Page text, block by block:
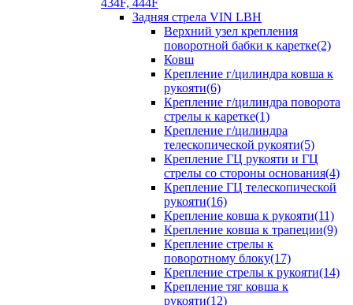
434F, 444F
Задняя стрела VIN LBH
Верхний узел крепления
поворотной бабки к каретке(2)
Ковш
Крепление г/цилиндра ковша к
рукояти(6)
Крепление г/цилиндра поворота
стрелы к каретке(1)
Крепление г/цилиндра
телескопической рукояти(5)
Крепление ГЦ рукояти и ГЦ
стрелы со стороны основания(4)
Крепление ГЦ телескопической
рукояти(16)
Крепление ковша к рукояти(11)
Крепление ковша к трапеции(9)
Крепление стрелы к
поворотному блоку(17)
Крепление стрелы к рукояти(14)
Крепление тяг ковша к
рукояти(12)